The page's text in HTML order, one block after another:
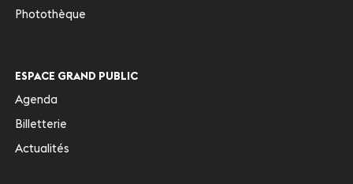
Photothèque
ESPACE GRAND PUBLIC
Agenda
Billetterie
Actualités